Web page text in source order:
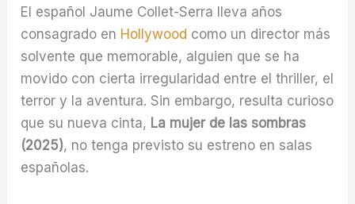
El español Jaume Collet-Serra lleva años
consagrado en Hollywood como un director más
solvente que memorable, alguien que se ha
movido con cierta irregularidad entre el thriller, el
terror y la aventura. Sin embargo, resulta curioso
que su nueva cinta, La mujer de las sombras
(2025), no tenga previsto su estreno en salas
españolas.